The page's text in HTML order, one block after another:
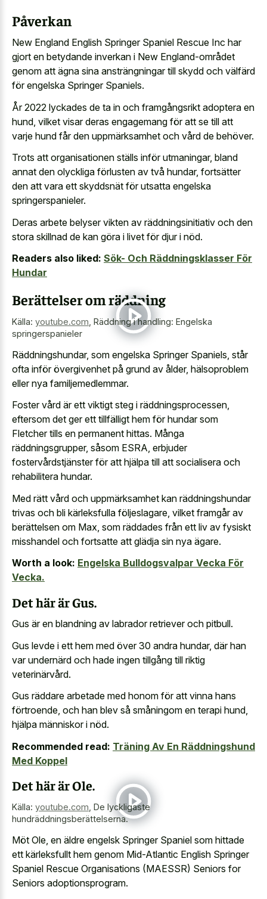
Påverkan
New England English Springer Spaniel Rescue Inc har
gjort en betydande inverkan i New England-området
genom att ägna sina ansträngningar till skydd och välfärd
för engelska Springer Spaniels.
År 2022 lyckades de ta in och framgångsrikt adoptera en
hund, vilket visar deras engagemang för att se till att
varje hund får den uppmärksamhet och vård de behöver.
Trots att organisationen ställs inför utmaningar, bland
annat den olyckliga förlusten av två hundar, fortsätter
den att vara ett skyddsnät för utsatta engelska
springerspanieler.
Deras arbete belyser vikten av räddningsinitiativ och den
stora skillnad de kan göra i livet för djur i nöd.
Readers also liked: Sök- Och Räddningsklasser För
Hundar
Berättelser om räddning
Källa: youtube.com Räddning i handling: Engelska
springerspanieler
Räddningshundar, som engelska Springer Spaniels, står
ofta inför övergivenhet på grund av ålder, hälsoproblem
eller nya familjemedlemmar.
Foster vård är ett viktigt steg i räddningsprocessen,
eftersom det ger ett tillfälligt hem för hundar som
Fletcher tills en permanent hittas. Många
räddningsgrupper, såsom ESRA, erbjuder
fostervårdstjänster för att hjälpa till att socialisera och
rehabilitera hundar.
Med rätt vård och uppmärksamhet kan räddningshundar
trivas och bli kärleksfulla följeslagare, vilket framgår av
berättelsen om Max, som räddades från ett liv av fysiskt
misshandel och fortsatte att glädja sin nya ägare.
Worth a look: Engelska Bulldogsvalpar Vecka För
Vecka.
Det här är Gus.
Gus är en blandning av labrador retriever och pitbull.
Gus levde i ett hem med över 30 andra hundar, där han
var undernärd och hade ingen tillgång till riktig
veterinärvård.
Gus räddare arbetade med honom för att vinna hans
förtroende, och han blev så småningom en terapi hund,
hjälpa människor i nöd.
Recommended read: Träning Av En Räddningshund
Med Koppel
Det här är Ole.
Källa: youtube.com De lyckligaste
hundräddningsberättelserna.
Möt Ole, en äldre engelsk Springer Spaniel som hittade
ett kärleksfullt hem genom Mid-Atlantic English Springer
Spaniel Rescue Organisations (MAESSR) Seniors for
Seniors adoptionsprogram.